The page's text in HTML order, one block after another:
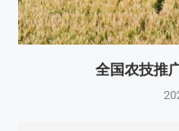
全国农技推